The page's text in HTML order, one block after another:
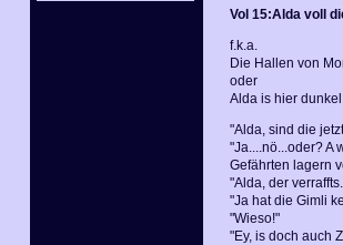
Vol 15:Alda voll
f.k.a.
Die Hallen von
oder
Alda is hier
"Alda, sind die
"Ja....nö...oder? A
Gefährten lagern
"Alda, der
"Ja hat die Gimli
"Wieso!"
"Ey, is doch auch